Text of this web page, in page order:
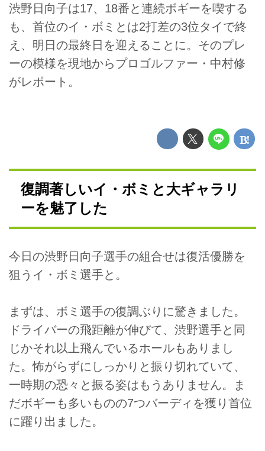
渋野日向子は17、18番と連続ボギーを喫する
も、首位のイ・ボミとは2打差の3位タイで終
え、明日の最終日を迎えることに。そのプレ
ーの模様を現地からプロゴルファー・中村修
がレポート。
復調著しいイ・ボミと大ギャラリ
ーを魅了した
今日の渋野日向子選手の組合せは復活優勝を
狙うイ・ボミ選手と。
まずは、ボミ選手の復調ぶりに驚きました。
ドライバーの飛距離が伸びて、渋野選手と同
じかそれ以上飛んでいるホールもありまし
た。怖がらずにしっかりと振り切れていて、
一時期の恐々と振る姿はもうありません。ま
だボギーも多いものの7つバーディを獲り首位
に躍り出ました。